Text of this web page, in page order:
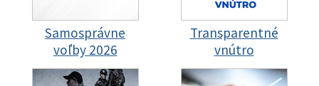
Samosprávne
voľby 2026
Transparentné
vnútro